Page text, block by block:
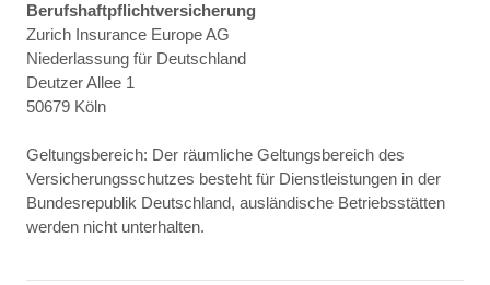
Berufshaftpflichtversicherung
Zurich Insurance Europe AG
Niederlassung für Deutschland
Deutzer Allee 1
50679 Köln
Geltungsbereich: Der räumliche Geltungsbereich des
Versicherungsschutzes besteht für Dienstleistungen in der
Bundesrepublik Deutschland, ausländische Betriebsstätten
werden nicht unterhalten.